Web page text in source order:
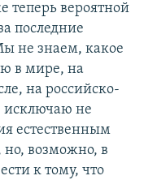
теперь вероятной
последние
не знаем, какое
в мире, на
на российско-
исключаю не
естественным
но, возможно, в
к тому, что